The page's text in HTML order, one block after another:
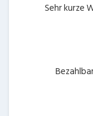
Sehr kurze